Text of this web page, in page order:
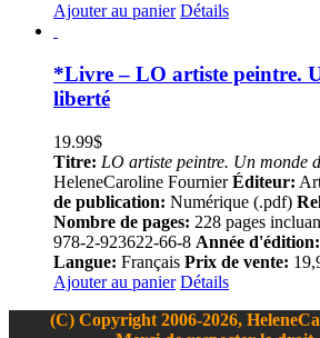
Ajouter au panier Détails
*Livre – LO artiste peintre.
liberté
19.99$
Titre: LO artiste peintre. Un monde
HeleneCaroline FournierÉditeur:
de publication: Numérique (.pdf)
Nombre de pages: 228 pages
978-2-923622-66-8 Année d'édition:
Langue: Français Prix de vente:
Ajouter au panier Détails
(C) Copyright 2006-2026,